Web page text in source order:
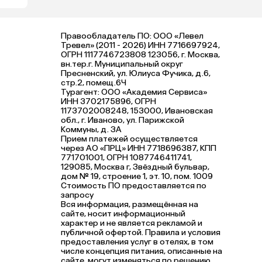
Правообладатель ПО: ООО «Левел
Тревел» (2011 - 2026) ИНН 7716697924,
ОГРН 1117746723808 123056, г. Москва,
вн.тер.г. Муниципальный округ
Пресненский, ул. Юлиуса Фучика, д.6,
стр.2, помещ.6Ч
Турагент: ООО «Академия Сервиса»
ИНН 3702175896, ОГРН
1173702008248, 153000, Ивановская
обл., г. Иваново, ул. Парижской
Коммуны, д. ЗА
Прием платежей осуществляется
через АО «ПРЦ» ИНН 7718696387, КПП
771701001, ОГРН 1087746411741,
129085, Москва г, Звёздный бульвар,
дом № 19, строение 1, эт. 10, пом. 1009
Стоимость ПО предоставляется по
запросу
Вся информация, размещённая на
сайте, носит информационный
характер и не является рекламой и
публичной офертой. Правила и условия
предоставления услуг в отелях, в том
числе концепция питания, описанные на